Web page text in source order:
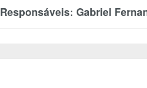
Responsáveis: Gabriel